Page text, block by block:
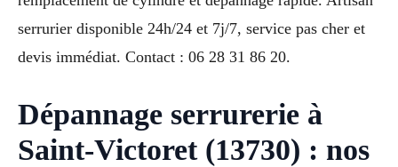
serrurier disponible 24h/24 et 7j/7, service pas cher et
devis immédiat. Contact : 06 28 31 86 20.
Dépannage serrurerie à
Saint-Victoret (13730) : nos